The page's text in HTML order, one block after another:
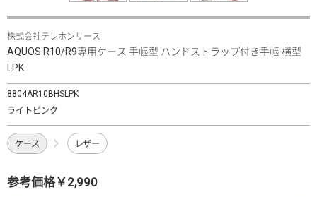
株式会社テレホンリース
AQUOS R10/R9専用ケース 手帳型 ハンドストラップ付き手帳 横型
LPK
8804AR10BHSLPK
ライトピンク
ケース レザー
参考価格￥2,990